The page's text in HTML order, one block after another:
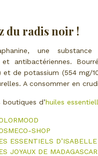
du radis noir !
une
et antibactériennes.
et de potassium (554 mg/
A consommer en
boutiques d’huiles
SHOP
ESSENTIELS D’ISABELLE
JOYAUX DE MADAGASCAR